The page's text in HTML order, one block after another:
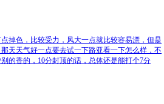
掉色，比较受力，风大一点就比较容易漂，但是
天天气好一点要去试一下路亚看一下怎么样，不
的香的，10分封顶的话，总体还是能打个7分